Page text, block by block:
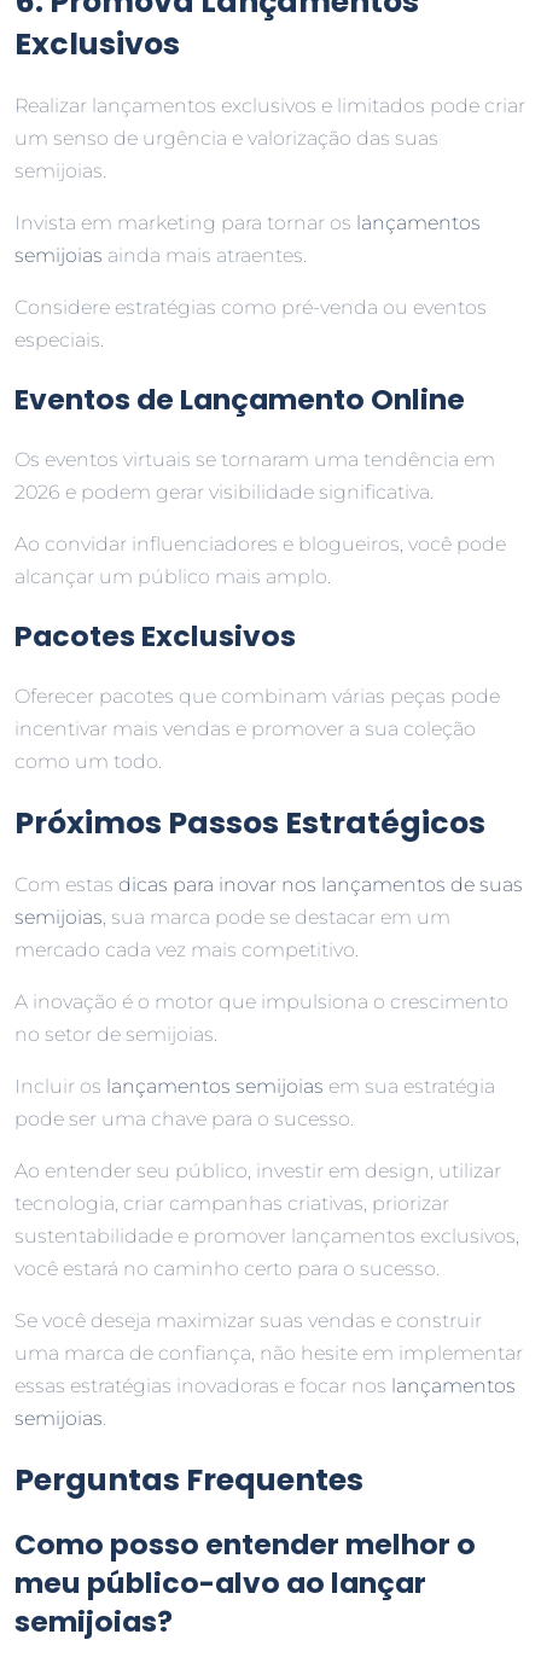
Exclusivos
Realizar lançamentos exclusivos e limitados pode criar
um senso de urgência e valorização das suas
semijoias.
Invista em marketing para tornar os lançamentos
semijoias ainda mais atraentes.
Considere estratégias como pré-venda ou eventos
especiais.
Eventos de Lançamento Online
Os eventos virtuais se tornaram uma tendência em
2026 e podem gerar visibilidade significativa.
Ao convidar influenciadores e blogueiros, você pode
alcançar um público mais amplo.
Pacotes Exclusivos
Oferecer pacotes que combinam várias peças pode
incentivar mais vendas e promover a sua coleção
como um todo.
Próximos Passos Estratégicos
Com estas dicas para inovar nos lançamentos de suas
semijoias, sua marca pode se destacar em um
mercado cada vez mais competitivo.
A inovação é o motor que impulsiona o crescimento
no setor de semijoias.
Incluir os lançamentos semijoias em sua estratégia
pode ser uma chave para o sucesso.
Ao entender seu público, investir em design, utilizar
tecnologia, criar campanhas criativas, priorizar
sustentabilidade e promover lançamentos exclusivos,
você estará no caminho certo para o sucesso.
Se você deseja maximizar suas vendas e construir
uma marca de confiança, não hesite em implementar
essas estratégias inovadoras e focar nos lançamentos
semijoias.
Perguntas Frequentes
Como posso entender melhor o
meu público-alvo ao lançar
semijoias?